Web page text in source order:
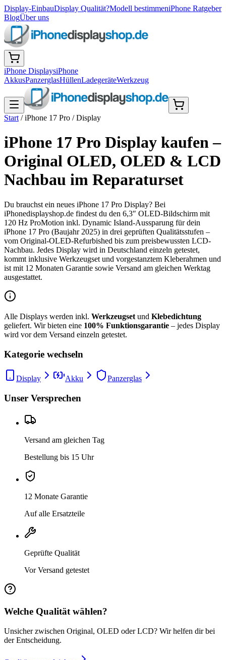
Display-EinbauDisplay Qualität?Modell bestimmeniPhone Ratgeber
BlogÜber uns
iPhone DisplaysiPhone
AkkusPanzerglasHüllenLadegeräteWerkzeug
Start /iPhone 17 Pro /Display
iPhone 17 Pro Display kaufen –
Original OLED, OLED & LCD
Nachbau im Reparaturset
Du brauchst ein neues iPhone 17 Pro Display? Bei
iPhonedisplayshop.de findest du den 6,3″ OLED-Bildschirm mit
120 Hz ProMotion inkl. Dynamic Island-Aussparung für dein
iPhone 17 Pro (Baujahr 2025) in drei geprüften Qualitätsstufen –
vom Original-OLED-Refurbished bis zum preisbewussten LCD-
Nachbau. Jedes Display wird in Deutschland einzeln getestet,
kommt inklusive Werkzeugset und vorgestanztem Kleberahmen und
ist mit 12 Monaten Garantie sowie Versand am gleichen Werktag
ausgestattet.
Alle Displays werden inkl. Werkzeugset und Klebedichtung
geliefert. Wir bieten eine 100% Funktionsgarantie – jedes Display
wird vor dem Versand einzeln getestet.
Kategorie wechseln
Display Akku Panzerglas
Unser Versprechen
Versand am gleichen Tag
Bestellung bis 15 Uhr
12 Monate Garantie
Auf alle Ersatzteile
Geprüfte Qualität
Vor Versand getestet
Welche Qualität wählen?
Unsicher zwischen Original, OLED oder LCD? Wir helfen dir bei
der Entscheidung.